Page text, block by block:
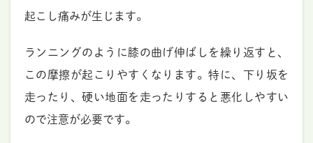
起こし痛みが生じます。
ランニングのように膝の曲げ伸ばしを繰り返すと、
この摩擦が起こりやすくなります。特に、下り坂を
走ったり、硬い地面を走ったりすると悪化しやすい
ので注意が必要です。